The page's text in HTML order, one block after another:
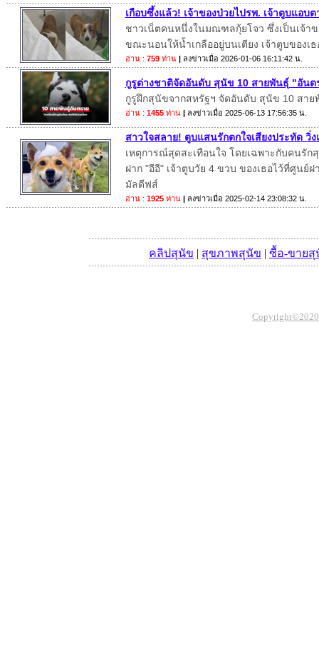
เกือบซึ้งแล้ว! เจ้าของป่วยไปรพ. เจ้าตูบแอบ
ชาวเน็ตคนหนึ่งในมณฑลกุ้ยโจว ซึ่งเป็นเจ้า
ขณะนอนให้น้ำเกลืออยู่บนเตียง เจ้าตูบของเ
อ่าน : 759ท่าน | ลงข่าวเมื่อ 2026-01-06 16:11:42 น.
กูรูต่างชาติจัดอันดับ สุนัข 10 สายพันธุ์ "อันต
กูรูฝึกสุนัขจากสหรัฐฯ จัดอันดับ สุนัข 10 สา
อ่าน : 1455ท่าน | ลงข่าวเมื่อ 2025-06-13 17:56:35 น.
สาวใจสลาย! ตูบแสนรักตกใจเสียงประทัด วิ่
เหตุการณ์สุดสะเทือนใจ โดยเฉพาะกับคนรั
ฝาก "อีอี" เจ้าตูบวัย 4 ขวบ ของเธอไว้ที่ศูนย์
มัลดีฟส์
อ่าน : 1925ท่าน | ลงข่าวเมื่อ 2025-02-14 23:08:32 น.
คลิปสุนัข | สุขภาพสุนัข | ซื้อ-ขายสุ
Copyright©2020